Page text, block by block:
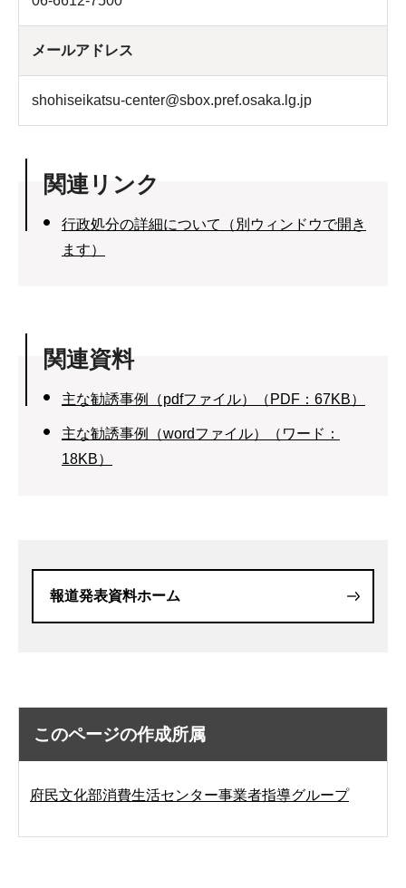
メールアドレス
shohiseikatsu-center@sbox.pref.osaka.lg.jp
関連リンク
行政処分の詳細について（別ウィンドウで開き
ます）
関連資料
主な勧誘事例（pdfファイル）（PDF：67KB）
主な勧誘事例（wordファイル）（ワード：
18KB）
報道発表資料ホーム
このページの作成所属
府民文化部消費生活センター事業者指導グループ